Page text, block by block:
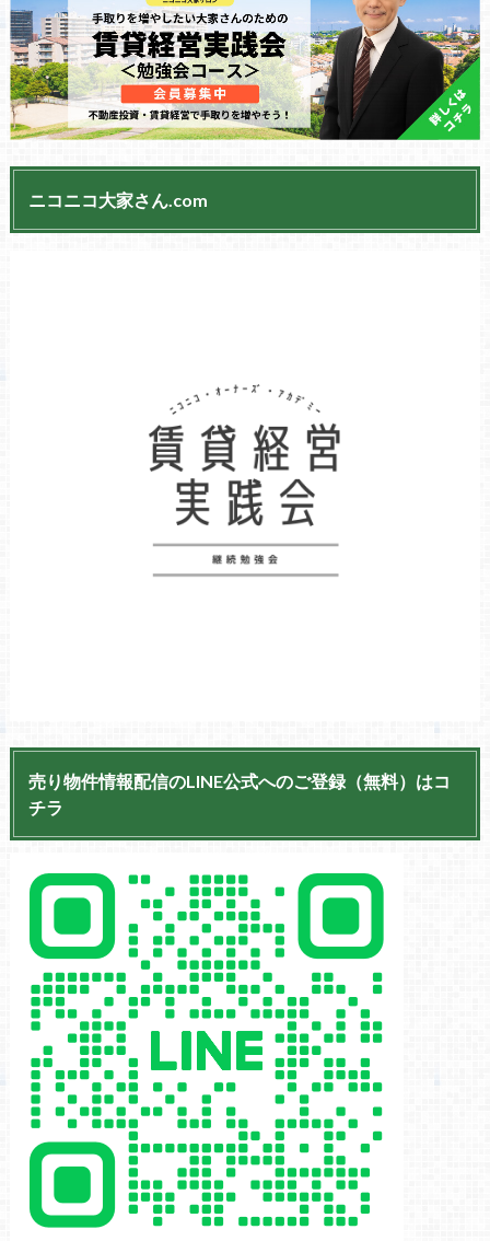
ニコニコ大家さん.com
売り物件情報配信のLINE公式へのご登録（無料）はコ
チラ